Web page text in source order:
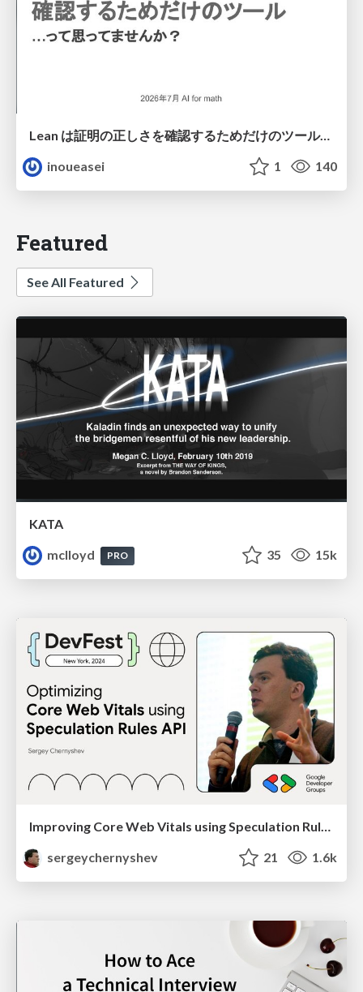
Lean は証明の正しさを確認するためだけのツールって思ってませんか？
inoueasei
1 140
Featured
See All Featured
KATA
mclloyd
PRO 35 15k
Improving Core Web Vitals using Speculation Rules API
sergeychernyshev
21 1.6k